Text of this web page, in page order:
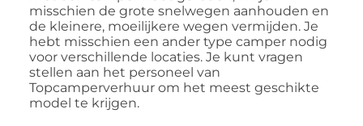
misschien de grote snelwegen aanhouden en
de kleinere, moeilijkere wegen vermijden. Je
hebt misschien een ander type camper nodig
voor verschillende locaties. Je kunt vragen
stellen aan het personeel van
Topcamperverhuur om het meest geschikte
model te krijgen.